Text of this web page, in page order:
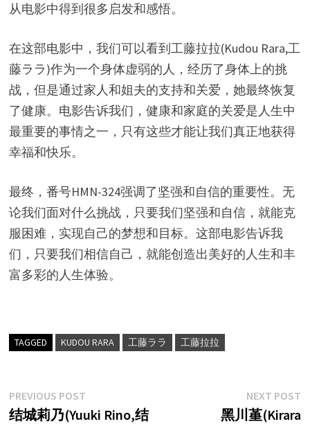
从电影中得到很多启发和感悟。
在这部电影中，我们可以看到工藤拉拉(Kudou Rara,工
藤ララ)作为一个身体虚弱的人，经历了身体上的挑
战，但是通过家人和姐夫的支持和关爱，她最终恢复
了健康。电影告诉我们，健康和家庭的关爱是人生中
最重要的事情之一，只有这些才能让我们真正地获得
幸福和快乐。
最终，番号HMN-324强调了坚强和自信的重要性。无
论我们面对什么挑战，只要我们坚强和自信，就能克
服困难，实现自己的梦想和目标。这部电影告诉我
们，只要我们相信自己，就能创造出美好的人生和丰
富多彩的人生体验。
TAGGED KUDOU RARA 工藤ララ 工藤拉拉
文
PREVIOUS POSTPrevious
post:
结城莉乃(Yuuki Rino,结
NEXT POST
黑川堇(Kirara